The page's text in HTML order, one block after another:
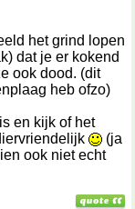
het grind lopen
dat je er kokend
ook dood. (dit
heb ofzo)
en kijk of het
(ja
ook niet echt